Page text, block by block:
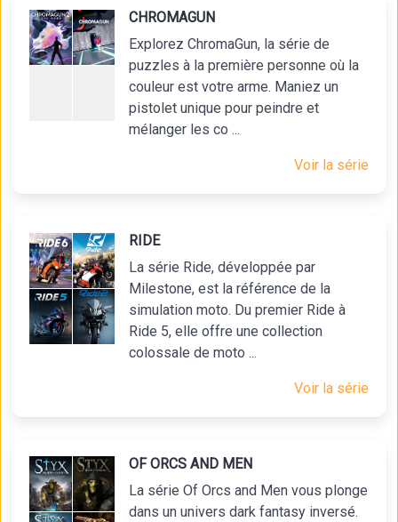
CHROMAGUN
Explorez ChromaGun, la série de
puzzles à la première personne où la
couleur est votre arme. Maniez un
pistolet unique pour peindre et
mélanger les co ...
Voir la série
RIDE
La série Ride, développée par
Milestone, est la référence de la
simulation moto. Du premier Ride à
Ride 5, elle offre une collection
colossale de moto ...
Voir la série
OF ORCS AND MEN
La série Of Orcs and Men vous plonge
dans un univers dark fantasy inversé.